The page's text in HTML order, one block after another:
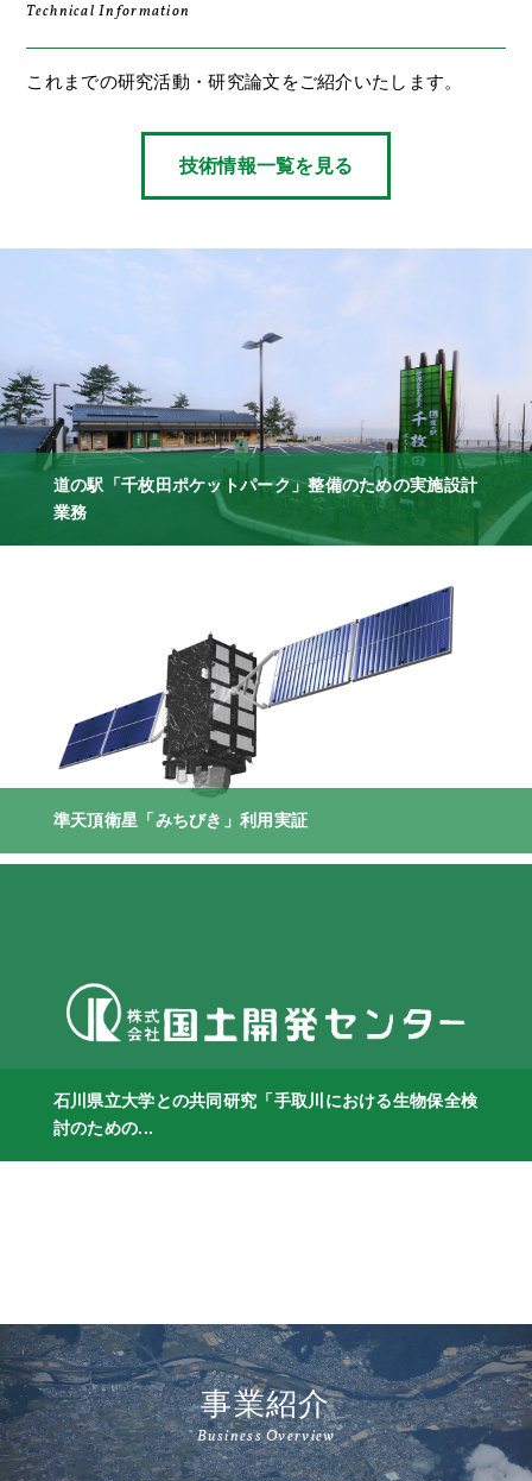
Technical Information
これまでの研究活動・研究論文をご紹介いたします。
技術情報一覧を見る
道の駅「千枚田ポケットパーク」整備のための実施設計
業務
準天頂衛星「みちびき」利用実証
石川県立大学との共同研究「手取川における生物保全検
討のための...
事業紹介
Business Overview